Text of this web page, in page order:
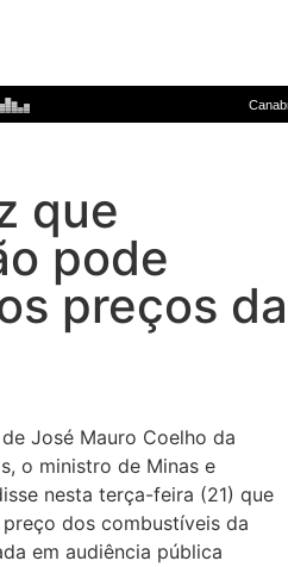
que
pode
preços da
José Mauro Coelho da
o ministro de Minas e
nesta terça-feira (21) que
dos combustíveis da
em audiência pública